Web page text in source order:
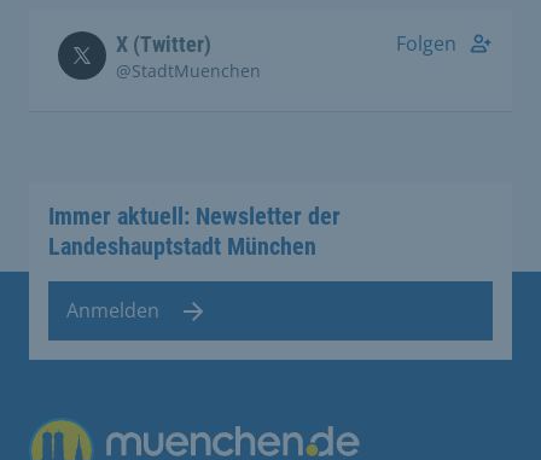
X (Twitter)
@StadtMuenchen
Folgen
Immer aktuell: Newsletter der
Landeshauptstadt München
Anmelden
Übergreifende Links